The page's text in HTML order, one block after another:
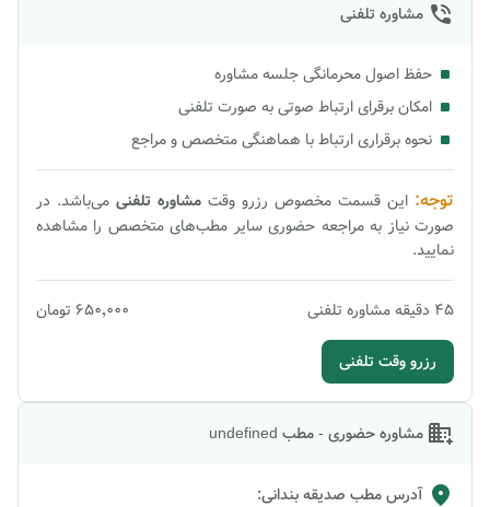
مشاوره تلفنی
حفظ اصول محرمانگی جلسه مشاوره
امکان برقرای ارتباط صوتی به صورت تلفنی
نحوه برقراری ارتباط با هماهنگی متخصص و مراجع
توجه: این قسمت مخصوص رزرو وقت مشاوره تلفنی می‌باشد. در
صورت نیاز به مراجعه حضوری سایر مطب‌های متخصص را مشاهده
نمایید.
45 دقیقهمشاوره تلفنی ۶۵۰٬۰۰۰ تومان
رزرو وقت تلفنی
مشاوره حضوری - مطب undefined
آدرس مطب صدیقه بندانی: